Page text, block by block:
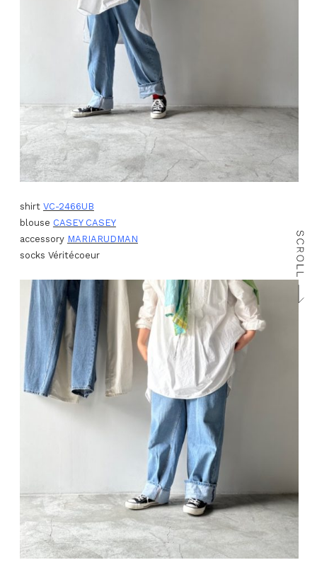
shirt VC-2466UB
blouse CASEY CASEY
accessory MARIARUDMAN
socks Véritécoeur